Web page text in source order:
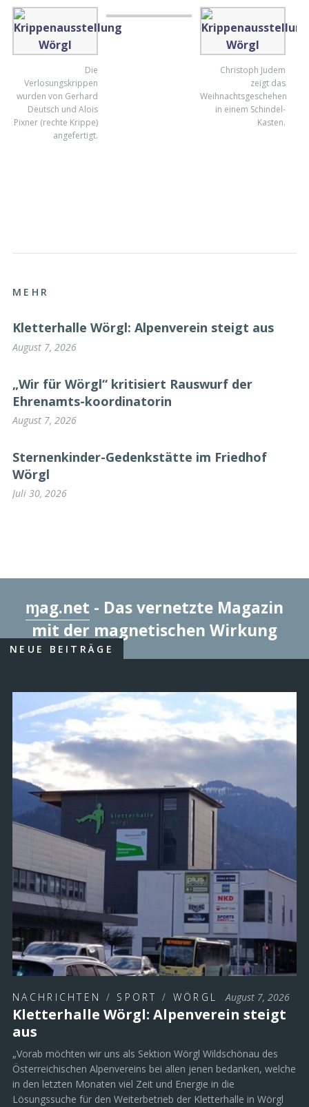
Die
Verlosungskrippen
wurden von Gerhard
Deutsch und Alois
Pixner (rechte Krippe)
angefertigt.
Christoph Judem
zeigt das
Weihnachtsgeschehen
in einem Schindel-
Kasten.
MEHR
Kletterhalle Wörgl: Alpenverein steigt aus
August 7, 2026
„Wir für Wörgl“ kritisiert Rauswurf der
Ehrenamts-koordinatorin
August 7, 2026
Sternenkinder-Gedenkstätte im Friedhof
Wörgl
Juli 30, 2026
ɱag.net - Das vernetzte Magazin
mit der magnetischen Wirkung
NEUE BEITRÄGE
NACHRICHTEN / SPORT / WÖRGL August 7, 2026
Kletterhalle Wörgl: Alpenverein steigt
aus
„Vorab möchten wir uns als Sektion Wörgl Wildschönau des
Österreichischen Alpenvereins bei allen jenen bedanken, welche
in den letzten Monaten viel Zeit und Energie in die
Lösungssuche für den Weiterbetrieb der Kletterhalle in Wörgl